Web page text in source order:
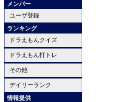
メンバー
ユーザ登録
ランキング
ドラえもんクイズ
ドラえもん打トレ
その他
デイリーランク
情報提供